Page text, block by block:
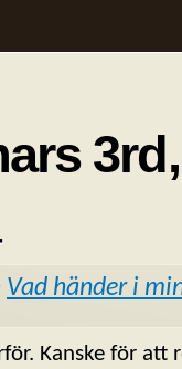
Vad händer i
Kanske för att